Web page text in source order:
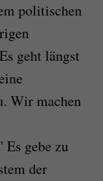
politischen
geht längst
Wir machen
gebe zu
der